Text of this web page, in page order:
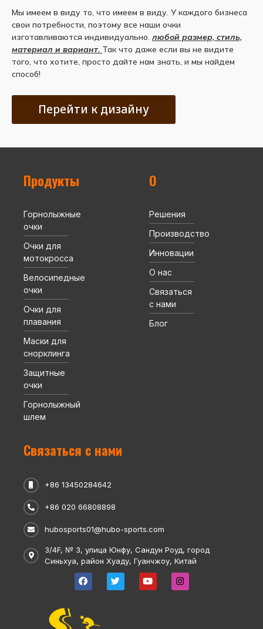
Мы имеем в виду то, что имеем в виду. У каждого бизнеса
свои потребности, поэтому все наши очки
изготавливаются индивидуально. любой размер, стиль,
материал и вариант. Так что даже если вы не видите
того, что хотите, просто дайте нам знать, и мы найдем
способ!
Перейти к дизайну
Продукты
Горнолыжные
очки
Очки для
мотокросса
Велосипедные
очки
Очки для
плавания
Маски для
снорклинга
Защитные
очки
Горнолыжный
шлем
О
Решения
Производство
Инновации
О нас
Связаться
с нами
Блог
Связаться с нами
+86 13450284642
+86 020 66808898
hubosports01@hubo-sports.com
3/4F, № 3, улица Юнфу, Сандун Роуд, город
Синьхуа, район Хуаду, Гуанчжоу, Китай